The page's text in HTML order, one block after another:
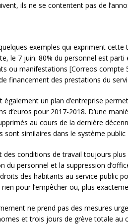
ils ne se contentent pas de
exemples qui expriment
le 7 juin. 80% du personnel est
ou manifestations [Correos compte
financement des prestations du
également un plan d’entreprise
d’euros pour 2017-2018. D’une
au cours de la dernière
sont similaires dans le système
des conditions de travail toujours plus
du personnel et la suppression
des habitants au service public
pour l’empêcher ou, plus
ne prend pas des mesures
et trois jours de grève totale au